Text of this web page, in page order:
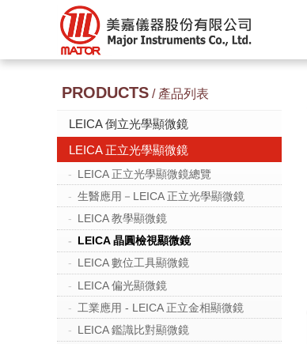
PRODUCTS / 產品列表
LEICA 倒立光學顯微鏡
LEICA 正立光學顯微鏡
LEICA 正立光學顯微鏡總覽
生醫應用－LEICA 正立光學顯微鏡
LEICA 教學顯微鏡
LEICA 晶圓檢視顯微鏡
LEICA 數位工具顯微鏡
LEICA 偏光顯微鏡
工業應用 - LEICA 正立金相顯微鏡
LEICA 鑑識比對顯微鏡